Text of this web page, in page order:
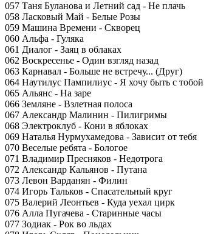
057 Таня Буланова и Летний сад - Не плачь
058 Ласковый Май - Белые Розы
059 Машина Времени - Скворец
060 Альфа - Гуляка
061 Диалог - Заяц в облаках
062 Воскресенье - Один взгляд назад
063 Карнавал - Больше не встречу... (Друг)
064 Наутилус Пампилиус - Я хочу быть с тобой
065 Альянс - На заре
066 Земляне - Взлетная полоса
067 Александр Малинин - Пилигримы
068 Электроклуб - Кони в яблоках
069 Наталья Нурмухамедова - Зависит от тебя
070 Веселые ребята - Бологое
071 Владимир Пресняков - Недотрога
072 Александр Кальянов - Путана
073 Левон Варданян - Филин
074 Игорь Тальков - Спасательный круг
075 Валерий Леонтьев - Куда уехал цирк
076 Алла Пугачева - Старинные часы
077 Зодиак - Рок во льдах